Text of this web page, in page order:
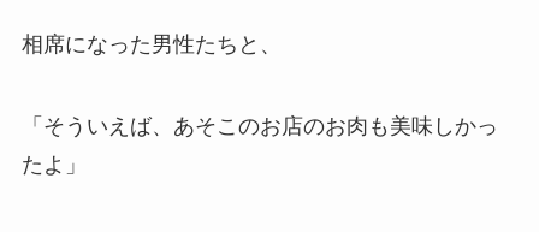
相席になった男性たちと、
「そういえば、あそこのお店のお肉も美味しかっ
たよ」